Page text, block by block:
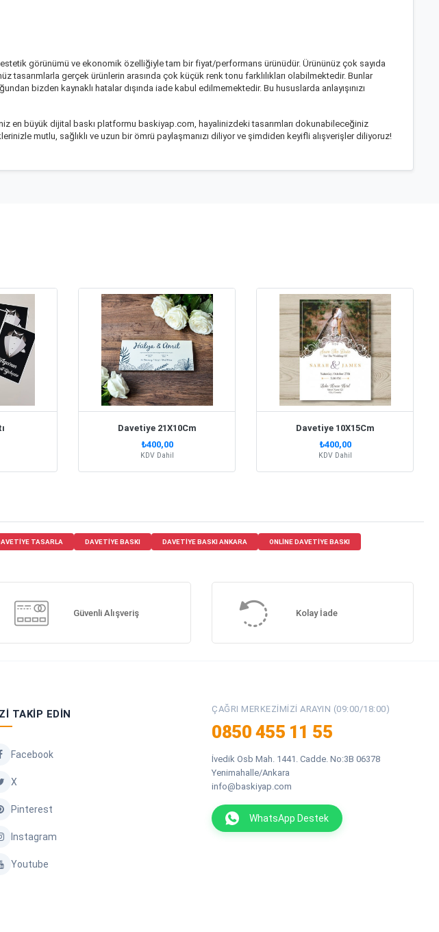
estetik görünümü ve ekonomik özelliğiyle tam bir fiyat/performans ürünüdür. Ürününüz çok sayıda
tasarımlarla gerçek ürünlerin arasında çok küçük renk tonu farklılıkları olabilmektedir. Bunlar
bizden kaynaklı hatalar dışında iade kabul edilmemektedir. Bu hususlarda anlayışınızı
en büyük dijital baskı platformu baskiyap.com, hayalinizdeki tasarımları dokunabileceğiniz
mutlu, sağlıklı ve uzun bir ömrü paylaşmanızı diliyor ve şimdiden keyifli alışverişler diliyoruz!
Davetiye 21X10Cm
₺400,00
KDV Dahil
Davetiye 10X15Cm
₺400,00
KDV Dahil
TASARLA DAVETIYE BASKI DAVETIYE BASKI ANKARA ONLINE DAVETIYE BASKI
Güvenli Alışveriş Kolay İade
TAKIP EDIN
Facebook
X
Pinterest
Instagram
Youtube
ÇAĞRI MERKEZIMIZI ARAYIN (09:00/18:00)
0850 455 11 55
İvedik Osb Mah. 1441. Cadde. No:3B 06378
Yenimahalle/Ankara
info@baskiyap.com
WhatsApp Destek